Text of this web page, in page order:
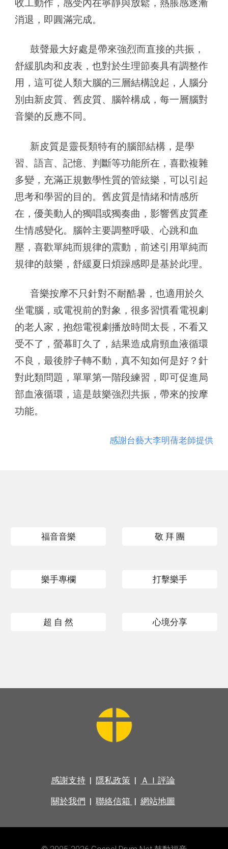
收工動作，感受內在寧靜與放鬆，熱脹感逐漸
消退，即圓滿完成。
鼓聲最大好處是帶來強烈而直接的共振，
舒緩肌肉和皮表，也對於生理節奏具有調整作
用，這可從人類大腦的三層結構說起，人腦分
別由新皮質、舊皮質、腦幹構成，每一層腦對
音樂的反應不同。
新皮質是靈長類特有的腦部結構，是學
習、語言、記憶、判斷等功能所在，喜歡複雜
多變，充滿正規數學性質的管絃樂，可以引起
思考和學習的目的。舊皮質是情緒和情感所
在，優美動人的獨唱或獨奏曲，影響舊皮質產
生情感變化。腦幹主要調整呼吸、心跳和血
壓，喜歡單純而規律的震動，前述引用單純而
規律的鼓樂，舒緩夏日煩躁感即是基於此理。
音樂按摩不只針對不耐酷暑，也適用於久
坐電腦，或電視前的對象，很多習慣看電視劇
的老人家，抱怨電視劇播放時間太長，不看又
受不了，螢幕盯久了，結果造成肩頸血液循環
不良，最後脖子轉不動，真不知如何是好？針
對此類問題，單單第一階段練習，即可促進局
部血液循環，這是鼓樂強烈共振，帶來的按摩
功能。
感謝台藝大李明蒨老師提供
福音音樂 敬 拜 團
樂手專欄 打擊樂手
超 自 然 心境分享
感謝支持 | 隱私政策 | ＡＩ評論
關於我們 | 聯絡信箱 | 網站地圖